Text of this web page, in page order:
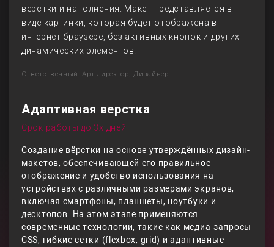
верстки и наполнения. Макет представляется в
виде картинки, которая будет отображена в
интернет браузере, без активных кнопок и других
динамических элементов.
Ответственный: Арт-директор, Дизайнер
Адаптивная верстка
Срок работы до 3х дней
Создание вёрстки на основе утверждённых дизайн-
макетов, обеспечивающей его правильное
отображение и удобство использования на
устройствах с различными размерами экранов,
включая смартфоны, планшеты, ноутбуки и
десктопов. На этом этапе применяются
современные технологии, такие как медиа-запросы
CSS, гибкие сетки (flexbox, grid) и адаптивные